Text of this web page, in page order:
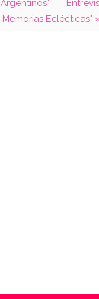
Memorias Eclécticas" »